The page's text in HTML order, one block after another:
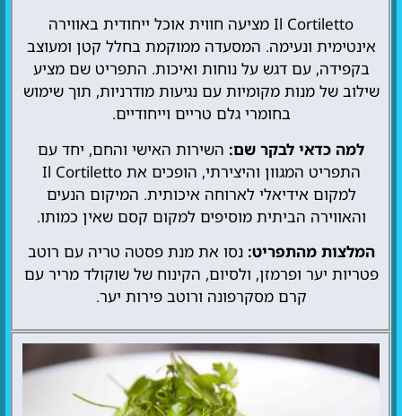
Il Cortiletto מציעה חווית אוכל ייחודית באווירה
אינטימית ונעימה. המסעדה ממוקמת בחלל קטן ומעוצב
בקפידה, עם דגש על נוחות ואיכות. התפריט שם מציע
שילוב של מנות מקומיות עם נגיעות מודרניות, תוך שימוש
בחומרי גלם טריים וייחודיים.
למה כדאי לבקר שם: השירות האישי והחם, יחד עם
התפריט המגוון והיצירתי, הופכים את Il Cortiletto
למקום אידיאלי לארוחה איכותית. המיקום הנעים
והאווירה הביתית מוסיפים למקום קסם שאין כמותו.
המלצות מהתפריט: נסו את מנת פסטה טריה עם רוטב
פטריות יער ופרמזן, ולסיום, הקינוח של שוקולד מריר עם
קרם מסקרפונה ורוטב פירות יער.